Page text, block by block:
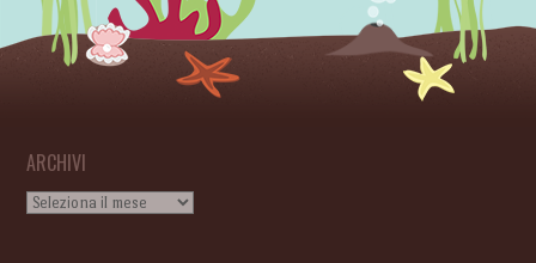
ARCHIVI
Archivi